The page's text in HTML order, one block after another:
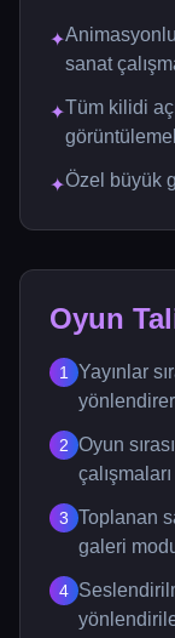
✦
sanat
✦Tüm kilidi
✦Özel büyük
Oyun
1
Yayınlar
2 Oyun
3 Toplanan
galeri
4